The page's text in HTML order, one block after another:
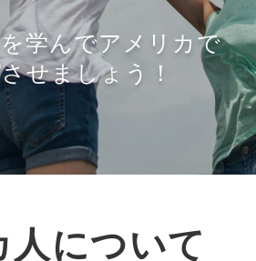
学んでアメリカで
せましょう！
人について